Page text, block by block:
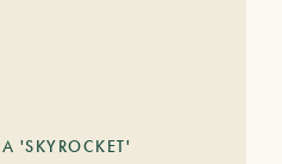
'SKYROCKET'